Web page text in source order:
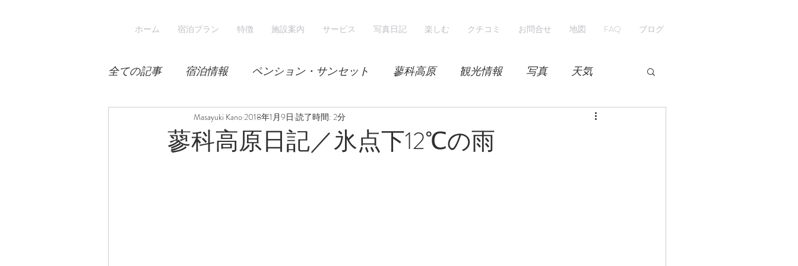
ホーム 宿泊プラン 特徴 施設案内 サービス 写真日記 楽しむ クチコミ お問合せ 地図 FAQ ブログ
全ての記事 宿泊情報 ペンション・サンセット 蓼科高原 観光情報 写真 天気
宿泊 気候 レンゲツツジ 紅葉
蓼科高原日記／氷点下12℃の雨
Masayuki Kano 2018年1月9日 読了時間: 2分